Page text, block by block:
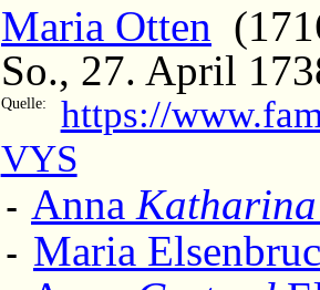
Maria Otten
So., 27. April
Quelle:
https://
VYS
- Anna Katharina
- Maria